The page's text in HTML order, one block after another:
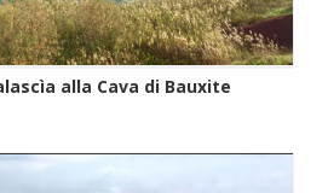
alla Cava di Bauxite